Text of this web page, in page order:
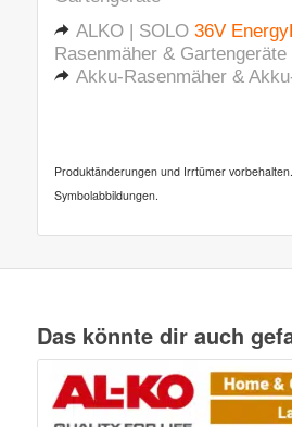
ALKO | SOLO36V
Rasenmäher & Gartengeräte
Akku-Rasenmäher &
Produktänderungen und Irrtümer
Symbolabbildungen.
Das könnte dir auch